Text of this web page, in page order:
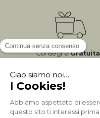
ConsegnaGratuita